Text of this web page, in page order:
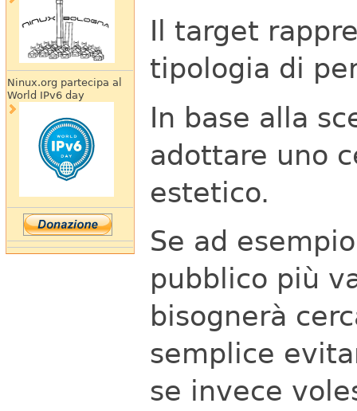
Ninux.org partecipa al
World IPv6 day
Il target
tipologia di
In base alla
adottare uno
estetico.
Se ad
pubblico più
bisognerà
semplice
se invece